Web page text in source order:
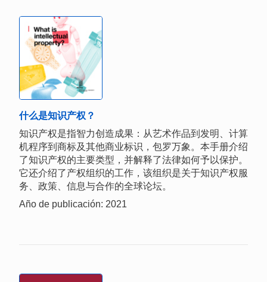
什么是知识产权？
知识产权是指智力创造成果：从艺术作品到发明、计算
机程序到商标及其他商业标识，包罗万象。本手册介绍
了知识产权的主要类型，并解释了法律如何予以保护。
它还介绍了产权组织的工作，该组织是关于知识产权服
务、政策、信息与合作的全球论坛。
Año de publicación: 2021